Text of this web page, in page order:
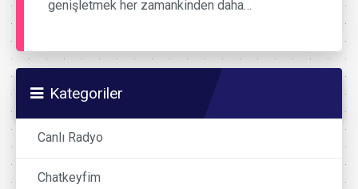
genişletmek her zamankinden daha…
Kategoriler
Canlı Radyo
Chatkeyfim